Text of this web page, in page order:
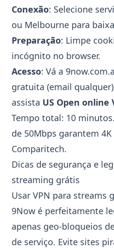
Conexão: Selecione
ou Melbourne para
Preparação: Limpe
incógnito no browser.
Acesso: Vá a
gratuita (email
assista US Open online
Tempo total: 10
de 50Mbps garantem
Comparitech.
Dicas de segurança e
streaming grátis
Usar VPN para streams
9Now é perfeitamente
apenas geo-bloqueios
de serviço. Evite sites